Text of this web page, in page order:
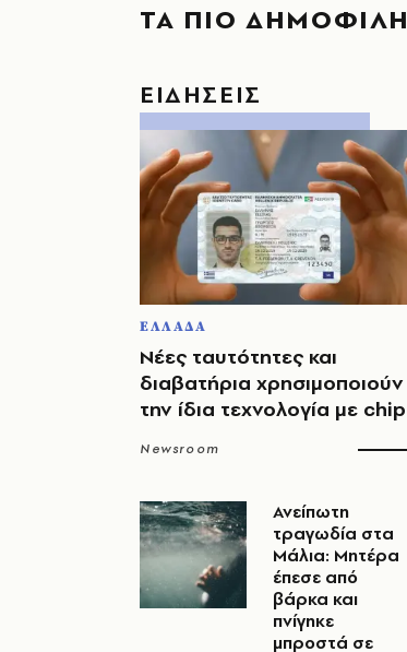
ΤΑ ΠΙΟ ΔΗΜΟΦΙΛΗ
ΕΙΔΗΣΕΙΣ
ΕΛΛΑΔΑ
Νέες ταυτότητες και
διαβατήρια χρησιμοποιούν
την ίδια τεχνολογία με chip
Newsroom
Ανείπωτη
τραγωδία στα
Μάλια: Μητέρα
έπεσε από
βάρκα και
πνίγηκε
μπροστά σε